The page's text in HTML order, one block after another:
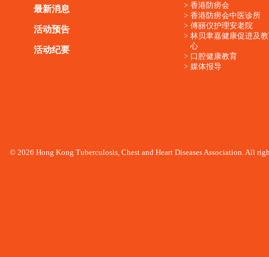
最新消息
活动预告
活动纪要
香港防痨会
香港防痨会中医诊所
傅丽仪护理安老院
林贝聿嘉健康促进及
心
口腔健康教育
媒体报导
© 2026 Hong Kong Tuberculosis, Chest and Heart Diseases Association. All